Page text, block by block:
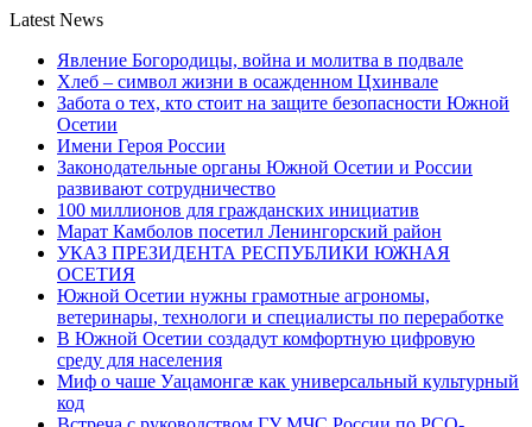
Latest News
Явление Богородицы, война и молитва в подвале
Хлеб – символ жизни в осажденном Цхинвале
Забота о тех, кто стоит на защите безопасности Южной
Осетии
Имени Героя России
Законодательные органы Южной Осетии и России
развивают сотрудничество
100 миллионов для гражданских инициатив
Марат Камболов посетил Ленингорский район
УКАЗ ПРЕЗИДЕНТА РЕСПУБЛИКИ ЮЖНАЯ
ОСЕТИЯ
Южной Осетии нужны грамотные агрономы,
ветеринары, технологи и специалисты по переработке
В Южной Осетии создадут комфортную цифровую
среду для населения
Миф о чаше Уацамонгæ как универсальный культурный
код